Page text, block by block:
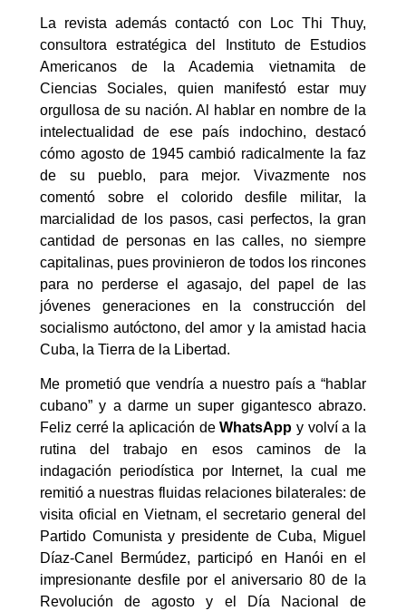
La revista además contactó con Loc Thi Thuy,
consultora estratégica del Instituto de Estudios
Americanos de la Academia vietnamita de
Ciencias Sociales, quien manifestó estar muy
orgullosa de su nación. Al hablar en nombre de la
intelectualidad de ese país indochino, destacó
cómo agosto de 1945 cambió radicalmente la faz
de su pueblo, para mejor. Vivazmente nos
comentó sobre el colorido desfile militar, la
marcialidad de los pasos, casi perfectos, la gran
cantidad de personas en las calles, no siempre
capitalinas, pues provinieron de todos los rincones
para no perderse el agasajo, del papel de las
jóvenes generaciones en la construcción del
socialismo autóctono, del amor y la amistad hacia
Cuba, la Tierra de la Libertad.
Me prometió que vendría a nuestro país a “hablar
cubano” y a darme un super gigantesco abrazo.
Feliz cerré la aplicación deWhatsApp y volví a la
rutina del trabajo en esos caminos de la
indagación periodística por Internet, la cual me
remitió a nuestras fluidas relaciones bilaterales: de
visita oficial en Vietnam, el secretario general del
Partido Comunista y presidente de Cuba, Miguel
Díaz-Canel Bermúdez, participó en Hanói en el
impresionante desfile por el aniversario 80 de la
Revolución de agosto y el Día Nacional de